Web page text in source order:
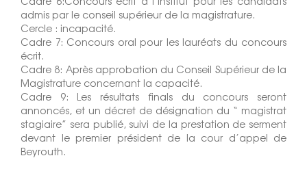
admis par le conseil supérieur de la magistrature.
Cercle : incapacité.
Cadre 7: Concours oral pour les lauréats du concours
écrit.
Cadre 8: Après approbation du Conseil Supérieur de la
Magistrature concernant la capacité.
Cadre 9: Les résultats finals du concours seront
annoncés, et un décret de désignation du “ magistrat
stagiaire” sera publié, suivi de la prestation de serment
devant le premier président de la cour d’appel de
Beyrouth.